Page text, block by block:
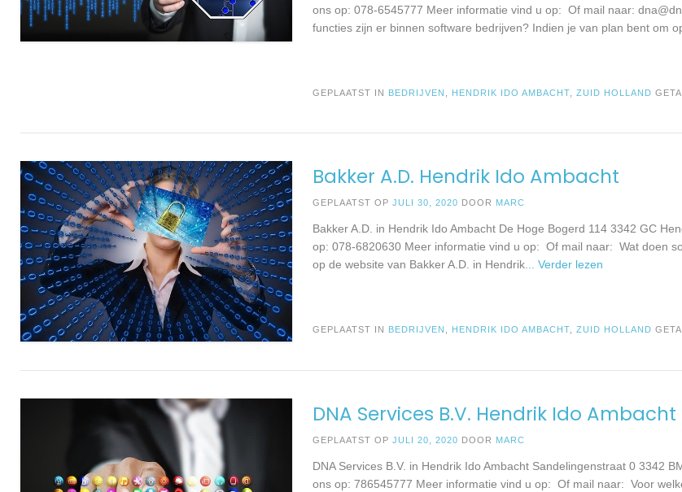
ons op: 078-6545777 Meer informatie vind u op: Of mail naar:
functies zijn er binnen software bedrijven? Indien je van plan bent om
GEPLAATST IN BEDRIJVEN HENDRIK IDO AMBACHT ,ZUID HOLLAND
Bakker A.D. Hendrik Ido Ambacht
GEPLAATST OPJULI 30, 2020 DOOR MARC
Bakker A.D. in Hendrik Ido Ambacht De Hoge Bogerd 114 3342 GC
op: 078-6820630 Meer informatie vind u op: Of mail naar: Wat doen
op de website van Bakker A.D. in Hendrik ... Verder lezen
GEPLAATST IN BEDRIJVEN HENDRIK IDO AMBACHT ,ZUID HOLLAND
DNA Services B.V. Hendrik Ido Ambacht
GEPLAATST OPJULI 20, 2020 DOOR MARC
DNA Services B.V. in Hendrik Ido Ambacht Sandelingenstraat 0 3342
ons op: 786545777 Meer informatie vind u op: Of mail naar: Voor